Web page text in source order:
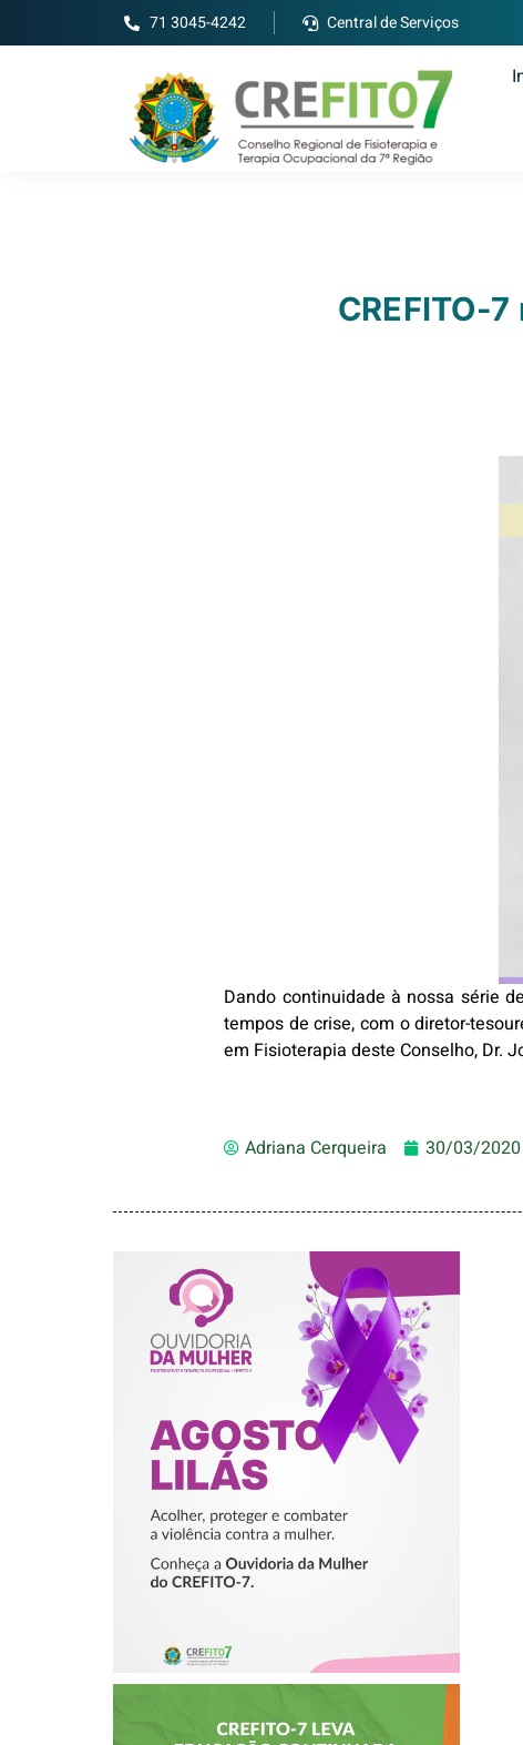
71 3045-4242 Central de Serviços
CREFITO-
Dando continuidade à nossa série
tempos de crise, com o diretor-
em Fisioterapia deste Conselho, Dr.
Adriana Cerqueira 30/03/2020
AGOSTO LILÁS –
ACOLHER,
PROTEGER E
COMBATER A
VIOLÊNCIA
CONTRA A
MULHER